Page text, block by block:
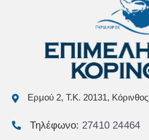
Ερμού 2, Τ.Κ. 20131, Κόρινθος
Τηλέφωνο: 27410 24464